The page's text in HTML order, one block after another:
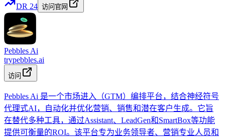
DR 24 访问官网
Pebbles Ai
trypebbles.ai
访问
Pebbles Ai 是一个市场进入（GTM）编排平台，结合神经符号
代理式AI，自动化并优化营销、销售和潜在客户生成。它旨
在替代多种工具，通过Assistant、LeadGen和SmartBox等功能
提供可衡量的ROI。该平台专为业务领导者、营销专业人员和